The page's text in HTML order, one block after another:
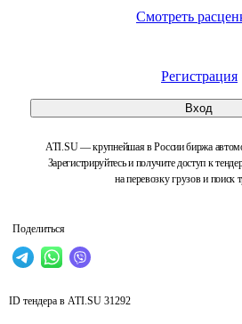
Смотреть
Регистрация
Вход
ATI.SU — крупнейшая в России биржа
Зарегистрируйтесь и получите доступ к
на перевозку грузов и поиск
Поделиться
ID тендера в ATI.SU 31292